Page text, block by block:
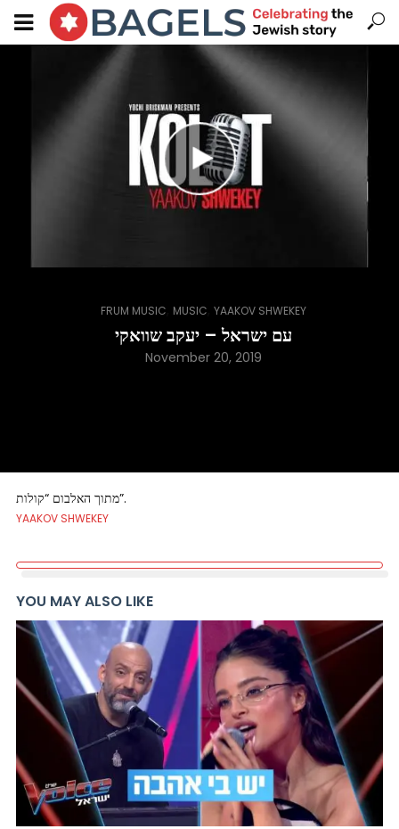
FRUM MUSIC MUSIC YAAKOV SHWEKEY
עם ישראל – יעקב שוואקי
November 20, 2019
מתוך האלבום “קולות”.
YAAKOV SHWEKEY
YOU MAY ALSO LIKE